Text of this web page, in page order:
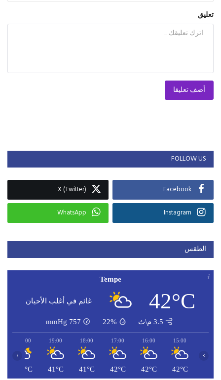
تعليق
أضف تعليقا
FOLLOW US
Facebook
X (Twitter)
Instagram
WhatsApp
الطقس
Tempe
42°C غائم في أغلب الأحيان
3.5 م\ث 22%
757
mmHg
15:00
42°C
16:00
42°C
17:00
42°C
18:00
41°C
19:00
41°C
20:00
41°C
‹ ›